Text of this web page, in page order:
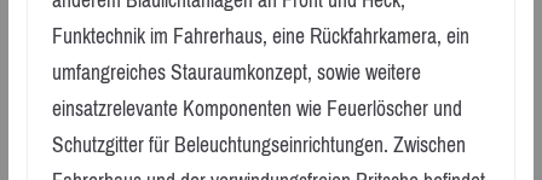
Funktechnik im Fahrerhaus, eine Rückfahrkamera, ein
umfangreiches Stauraumkonzept, sowie weitere
einsatzrelevante Komponenten wie Feuerlöscher und
Schutzgitter für Beleuchtungseinrichtungen. Zwischen